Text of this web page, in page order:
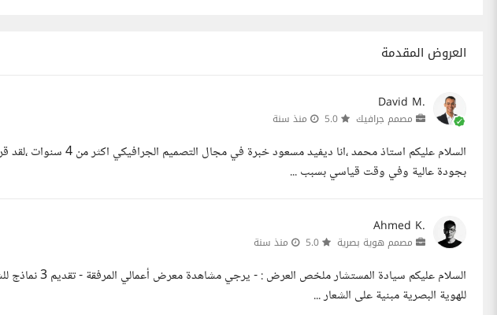
العروض المقدمة
David M.
مصمم جرافيك منذ سنة
السلام عليكم استاذ محمد ،انا
بجودة عالية وفي وقت قياسي بسبب ...
Ahmed K.
مصمم هوية بصرية منذ سنة
السلام عليكم سيادة
للهوية البصرية مبنية على الشعار ...